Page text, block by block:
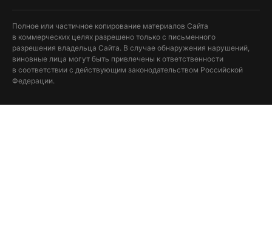
Полное или частичное копирование материалов Сайта
в коммерческих целях разрешено только с письменного
разрешения владельца Сайта. В случае обнаружения нарушений,
виновные лица могут быть привлечены к ответственности
в соответствии с действующим законодательством Российской
Федерации.